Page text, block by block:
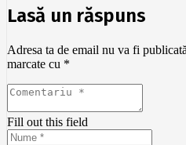
Lasă un răspuns
Adresa ta de email nu va fi
marcate cu *
Fill out this field